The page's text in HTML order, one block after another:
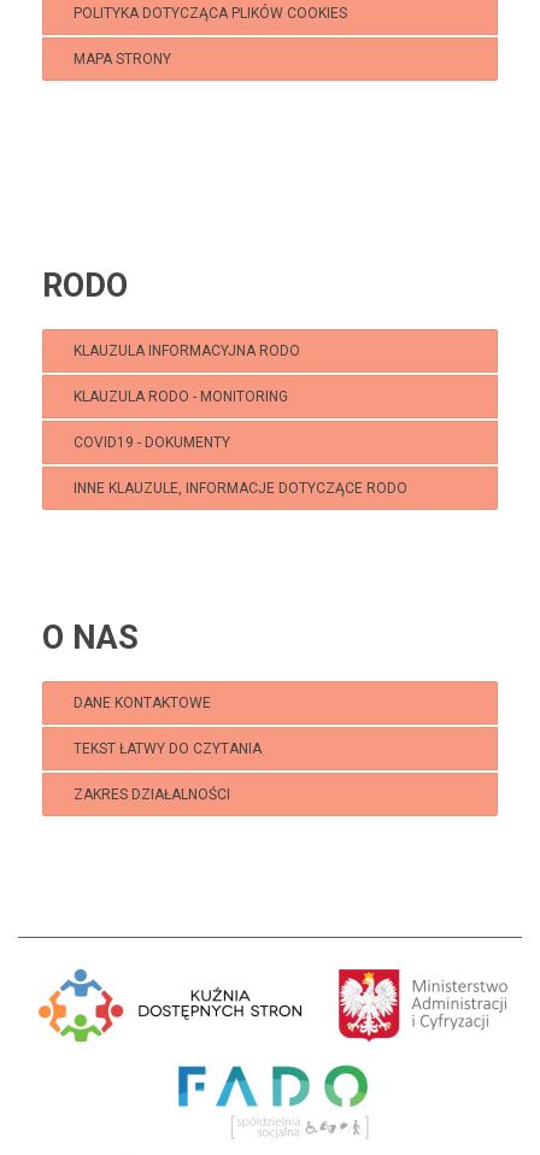
POLITYKA DOTYCZĄCA PLIKÓW COOKIES
MAPA STRONY
RODO
KLAUZULA INFORMACYJNA RODO
KLAUZULA RODO - MONITORING
COVID19 - DOKUMENTY
INNE KLAUZULE, INFORMACJE DOTYCZĄCE RODO
O NAS
DANE KONTAKTOWE
TEKST ŁATWY DO CZYTANIA
ZAKRES DZIAŁALNOŚCI